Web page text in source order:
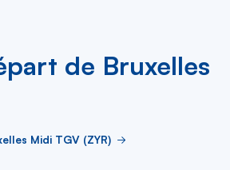
de Bruxelles
Midi TGV (ZYR)